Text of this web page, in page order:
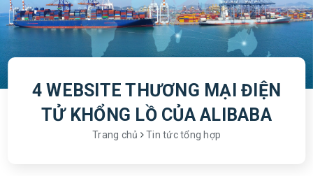
4 WEBSITE THƯƠNG MẠI ĐIỆN
TỬ KHỔNG LỒ CỦA ALIBABA
Trang chủ Tin tức tổng hợp